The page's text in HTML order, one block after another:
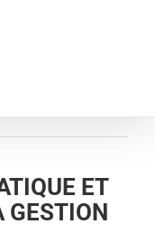
ET
GESTION